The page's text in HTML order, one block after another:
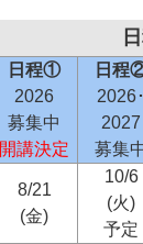
日程①
2026
募集中
開講決定
日程
2026･
2027
募集
8/21
(金)
10/6
(火)
予定